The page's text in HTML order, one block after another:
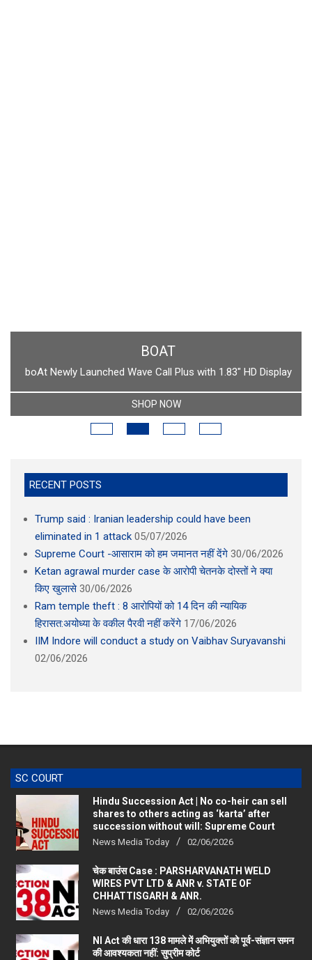
BOAT
boAt Newly Launched Wave Call Plus with 1.83" HD Display
SHOP NOW
RECENT POSTS
Trump said : Iranian leadership could have been
eliminated in 1 attack 05/07/2026
Supreme Court -आसाराम को हम जमानत नहीं देंगे 30/06/2026
Ketan agrawal murder case के आरोपी चेतनके दोस्तों ने क्या
किए खुलासे 30/06/2026
Ram temple theft : 8 आरोपियों को 14 दिन की न्यायिक
हिरासत:अयोध्या के वकील पैरवी नहीं करेंगे 17/06/2026
IIM Indore will conduct a study on Vaibhav Suryavanshi
02/06/2026
SC COURT
Hindu Succession Act | No co-heir can sell
shares to others acting as ‘karta’ after
succession without will: Supreme Court
News Media Today 02/06/2026
चेक बाउंस Case : PARSHARVANATH WELD
WIRES PVT LTD & ANR v. STATE OF
CHHATTISGARH & ANR.
News Media Today 02/06/2026
NI Act की धारा 138 मामले में अभियुक्तों को पूर्व-संज्ञान समन
की आवश्यकता नहीं: सुप्रीम कोर्ट